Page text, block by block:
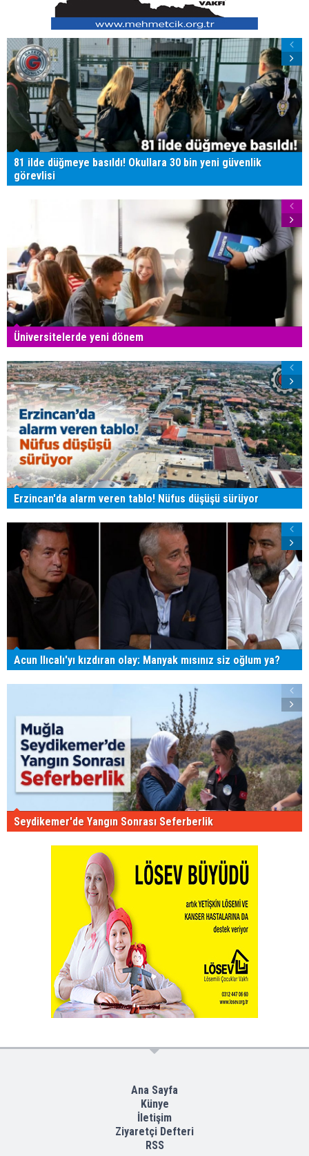
81 ilde düğmeye basıldı! Okullara 30 bin yeni güvenlik
görevlisi
Üniversitelerde yeni dönem
Erzincan'da alarm veren tablo! Nüfus düşüşü sürüyor
Acun Ilıcalı'yı kızdıran olay: Manyak mısınız siz oğlum ya?
Seydikemer'de Yangın Sonrası Seferberlik
Ana Sayfa
Künye
İletişim
Ziyaretçi Defteri
RSS